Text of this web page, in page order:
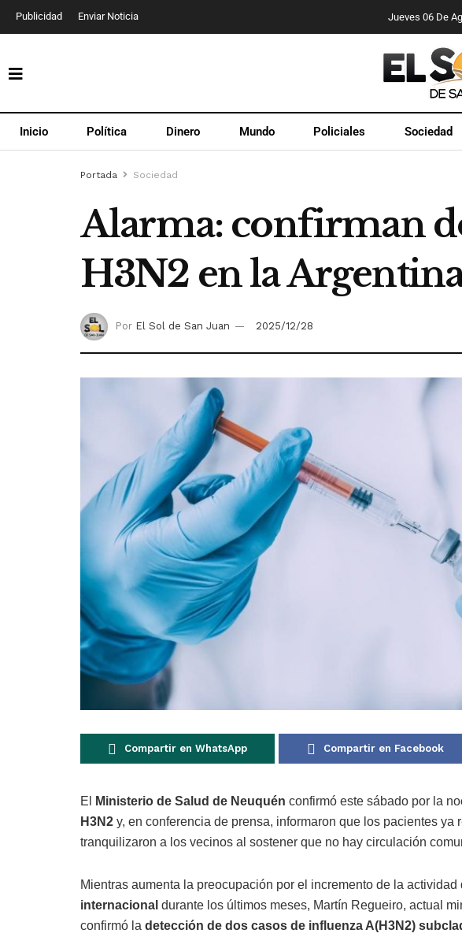
Publicidad Enviar Noticia Jueves 06 De
Inicio Política Dinero Mundo Policiales Sociedad
Portada Sociedad
Alarma: confirman
H3N2 en la
Por El Sol de San Juan 2025/12/28
Compartir en WhatsApp Compartir en Facebook
El Ministerio de Salud de Neuquén confirmó este sábado por la
H3N2 y, en conferencia de prensa, informaron que los pacientes ya
tranquilizaron a los vecinos al sostener que no hay circulación
Mientras aumenta la preocupación por el incremento de la actividad
internacional durante los últimos meses, Martín Regueiro, actual
confirmó la detección de dos casos de influenza A(H3N2)